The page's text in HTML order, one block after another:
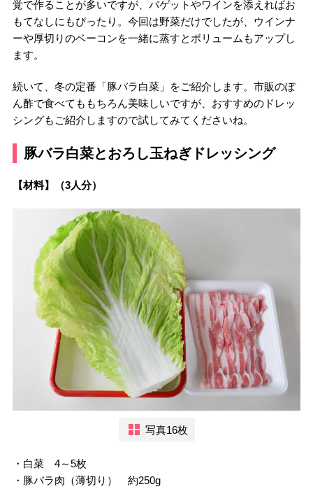
覚で作ることが多いですが、バゲットやワインを添えればお
もてなしにもぴったり。今回は野菜だけでしたが、ウインナ
ーや厚切りのベーコンを一緒に蒸すとボリュームもアップし
ます。
続いて、冬の定番「豚バラ白菜」をご紹介します。市販のぽ
ん酢で食べてももちろん美味しいですが、おすすめのドレッ
シングもご紹介しますので試してみてくださいね。
豚バラ白菜とおろし玉ねぎドレッシング
【材料】（3人分）
写真16枚
・白菜 4～5枚
・豚バラ肉（薄切り） 約250g